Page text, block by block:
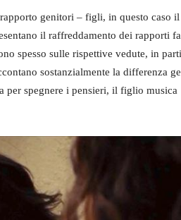
genitori – figli, in questo caso
il raffreddamento dei rapporti
spesso sulle rispettive vedute, in
sostanzialmente la differenza
per spegnere i pensieri, il figlio musica